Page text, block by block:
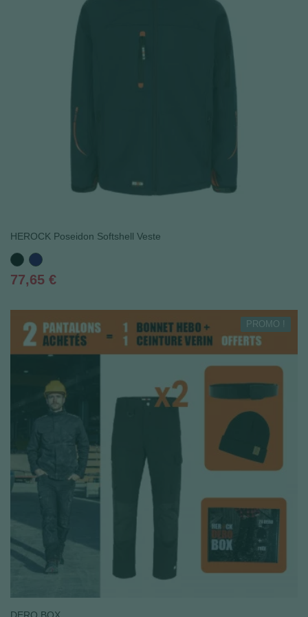
HEROCK Poseidon Softshell Veste
Noir Bleu
marine
Prix
77,65 €
PROMO !
DERO BOX